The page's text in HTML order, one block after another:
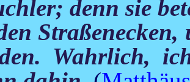
denn sie
Wahrlich,